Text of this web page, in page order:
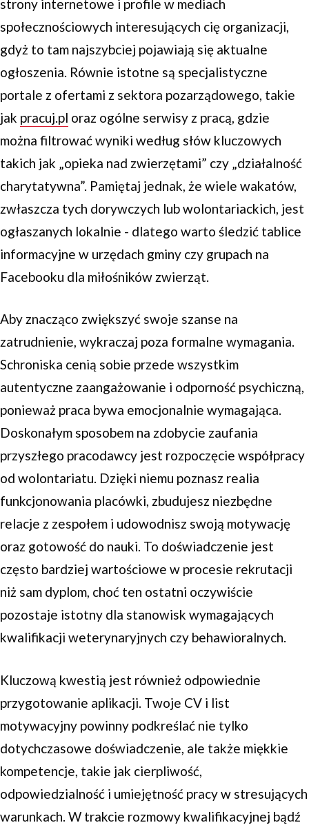
strony internetowe i profile w mediach
społecznościowych interesujących cię organizacji,
gdyż to tam najszybciej pojawiają się aktualne
ogłoszenia. Równie istotne są specjalistyczne
portale z ofertami z sektora pozarządowego, takie
jak pracuj.pl oraz ogólne serwisy z pracą, gdzie
można filtrować wyniki według słów kluczowych
takich jak „opieka nad zwierzętami” czy „działalność
charytatywna”. Pamiętaj jednak, że wiele wakatów,
zwłaszcza tych dorywczych lub wolontariackich, jest
ogłaszanych lokalnie - dlatego warto śledzić tablice
informacyjne w urzędach gminy czy grupach na
Facebooku dla miłośników zwierząt.
Aby znacząco zwiększyć swoje szanse na
zatrudnienie, wykraczaj poza formalne wymagania.
Schroniska cenią sobie przede wszystkim
autentyczne zaangażowanie i odporność psychiczną,
ponieważ praca bywa emocjonalnie wymagająca.
Doskonałym sposobem na zdobycie zaufania
przyszłego pracodawcy jest rozpoczęcie współpracy
od wolontariatu. Dzięki niemu poznasz realia
funkcjonowania placówki, zbudujesz niezbędne
relacje z zespołem i udowodnisz swoją motywację
oraz gotowość do nauki. To doświadczenie jest
często bardziej wartościowe w procesie rekrutacji
niż sam dyplom, choć ten ostatni oczywiście
pozostaje istotny dla stanowisk wymagających
kwalifikacji weterynaryjnych czy behawioralnych.
Kluczową kwestią jest również odpowiednie
przygotowanie aplikacji. Twoje CV i list
motywacyjny powinny podkreślać nie tylko
dotychczasowe doświadczenie, ale także miękkie
kompetencje, takie jak cierpliwość,
odpowiedzialność i umiejętność pracy w stresujących
warunkach. W trakcie rozmowy kwalifikacyjnej bądź